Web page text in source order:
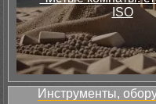
ISO
Инструменты,